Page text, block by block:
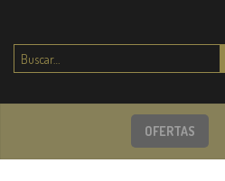
Buscar
por:
OFERTAS